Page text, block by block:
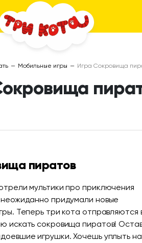
— Мобильные игры — Игра Сокровища
пиратов
мультики про приключения
придумали новые
Теперь три кота отправляются
искать сокровища пиратов!
игрушки. Хочешь уплыть на